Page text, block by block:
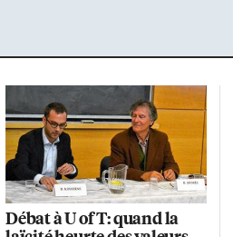
Débat à U of T: quand la